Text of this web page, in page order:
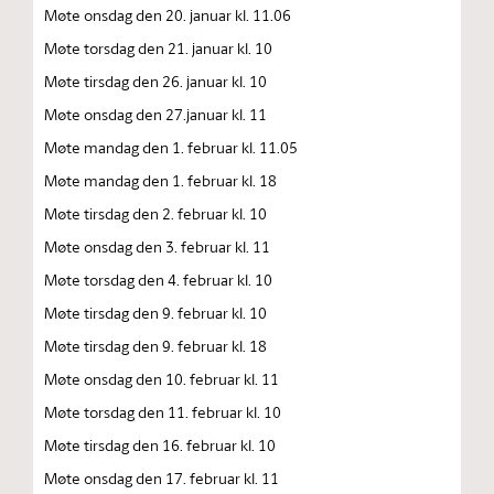
Møte onsdag den 20. januar kl. 11.06
Møte torsdag den 21. januar kl. 10
Møte tirsdag den 26. januar kl. 10
Møte onsdag den 27.januar kl. 11
Møte mandag den 1. februar kl. 11.05
Møte mandag den 1. februar kl. 18
Møte tirsdag den 2. februar kl. 10
Møte onsdag den 3. februar kl. 11
Møte torsdag den 4. februar kl. 10
Møte tirsdag den 9. februar kl. 10
Møte tirsdag den 9. februar kl. 18
Møte onsdag den 10. februar kl. 11
Møte torsdag den 11. februar kl. 10
Møte tirsdag den 16. februar kl. 10
Møte onsdag den 17. februar kl. 11